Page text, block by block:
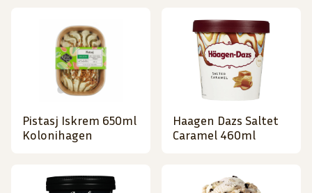
Pistasj Iskrem 650ml
Kolonihagen
Haagen Dazs Saltet
Caramel 460ml